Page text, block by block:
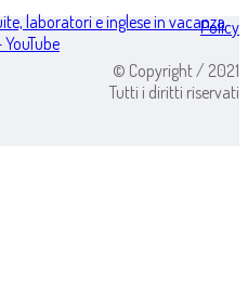
laboratori e inglese in vacanza
Policy
© Copyright / 2021
Tutti i diritti riservati